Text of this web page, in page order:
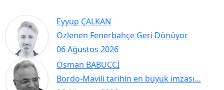
Eyyup ÇALKAN
06 Ağustos 2026
Özlenen Fenerbahçe Geri Dönüyor
Osman BABUCCİ
Bordo-Mavili tarihin en büyük imzası…